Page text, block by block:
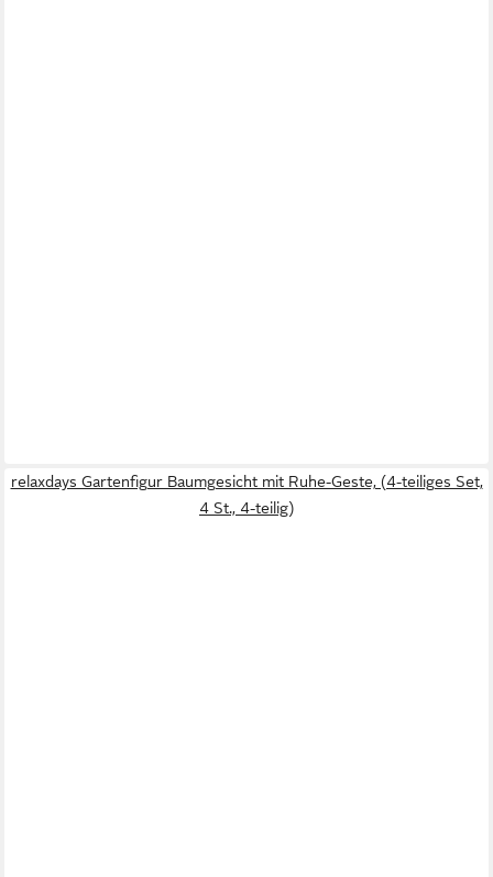
relaxdays Gartenfigur Baumgesicht mit Ruhe-Geste, (4-teiliges Set,
4 St., 4-teilig)